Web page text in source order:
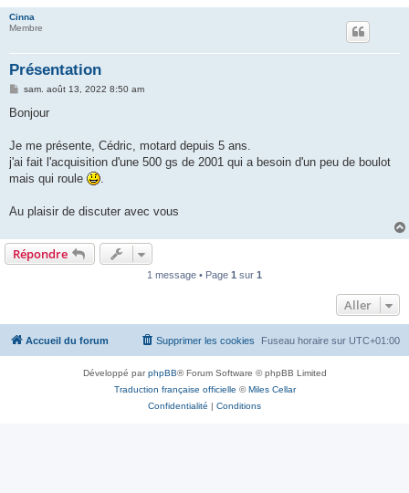
Cinna
Membre
Présentation
M
s
g
sam. août 13, 2022 8:50 am
Bonjour
Je me présente, Cédric, motard depuis 5 ans.
j'ai fait l'acquisition d'une 500 gs de 2001 qui a besoin d'un peu de boulot
mais qui roule
Au plaisir de discuter avec vous
Répondre
1 message • Page 1 sur 1
Aller
Accueil du forum Fuseau horaire sur UTC+01:00
Supprimer les cookies
Développé parphpBB® Forum Software © phpBB Limited
Traduction française officielle ©Miles Cellar
Confidentialité | Conditions